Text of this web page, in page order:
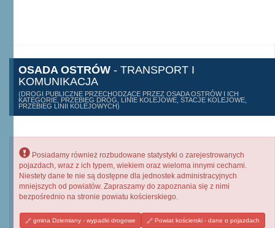
OSADA OSTRÓW - TRANSPORT I
KOMUNIKACJA
(DROGI PUBLICZNE PRZECHODZĄCE PRZEZ OSADA OSTRÓW I ICH
KATEGORIE, PRZEBIEG DRÓG, LINIE KOLEJOWE, STACJE KOLEJOWE,
PRZEBIEG LINII KOLEJOWYCH)
Posiadamy również rozbudowane statystyki o zarejestrowanych
pojazdach, wraz z ich typem, wiekiem oraz wieloma innymi cechami.
Niestety dane te nie są dostępne dla jednostek administracyjnych
mniejszych od powiatów. Zapraszamy do zapoznania się z nimi
bezpośrednio na stronie powiatu kościerskiego.
gmina Dziemiany - wypadki drogowe Powiat kościerski - dane o pojazdach